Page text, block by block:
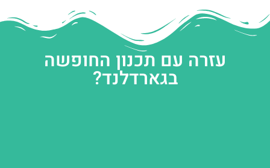
עזרה עם תכנון החופשה
בגארדלנד?